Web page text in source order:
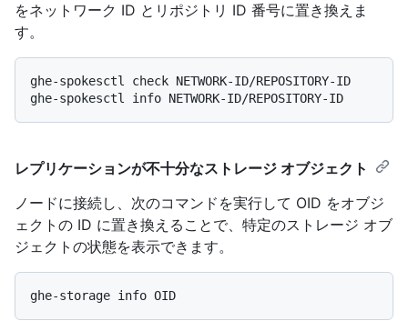
をネットワーク ID とリポジトリ ID 番号に置き換えま
す。
ghe-spokesctl check NETWORK-ID/REPOSITORY-ID
レプリケーションが不十分なストレージ オブジェクト
ノードに接続し、次のコマンドを実行して OID をオブジ
ェクトの ID に置き換えることで、特定のストレージ オブ
ジェクトの状態を表示できます。